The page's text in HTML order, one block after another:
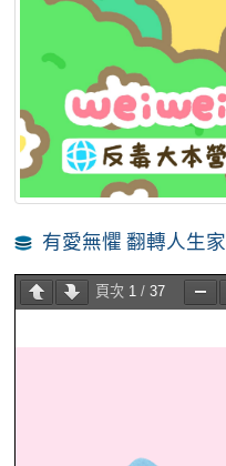
有愛無懼 翻轉人生
頁次 1 /37